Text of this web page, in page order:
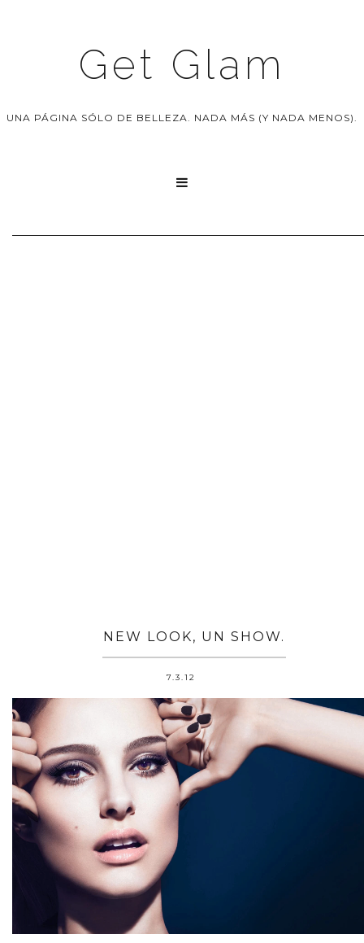
Get Glam
UNA PÁGINA SÓLO DE BELLEZA. NADA MÁS (Y NADA MENOS).

NEW LOOK, UN SHOW.
7.3.12